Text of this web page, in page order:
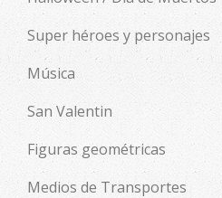
Super héroes y personajes
Música
San Valentin
Figuras geométricas
Medios de Transportes